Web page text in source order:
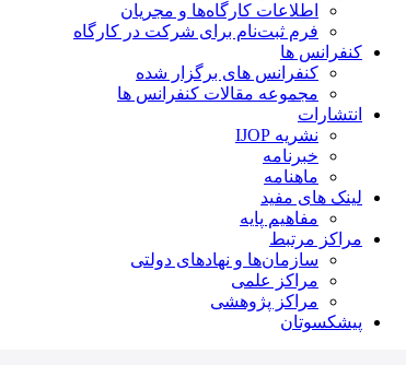
اطلاعات کارگاه‌ها و مجریان
فرم ثبت‌نام برای شرکت در کارگاه
کنفرانس ها
کنفرانس های برگزار شده
مجموعه مقالات کنفرانس ها
انتشارات
نشریه IJOP
خبرنامه
ماهنامه
لینک های مفید
مفاهیم پایه
مراکز مرتبط
سازمان‌ها و نهادهای دولتی
مراکز علمی
مراکز پژوهشی
پیشکسوتان